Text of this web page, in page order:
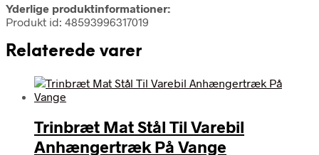
Yderlige produktinformationer:
Produkt id: 48593996317019
Relaterede varer
Trinbræt Mat Stål Til Varebil
Anhængertræk På Vange